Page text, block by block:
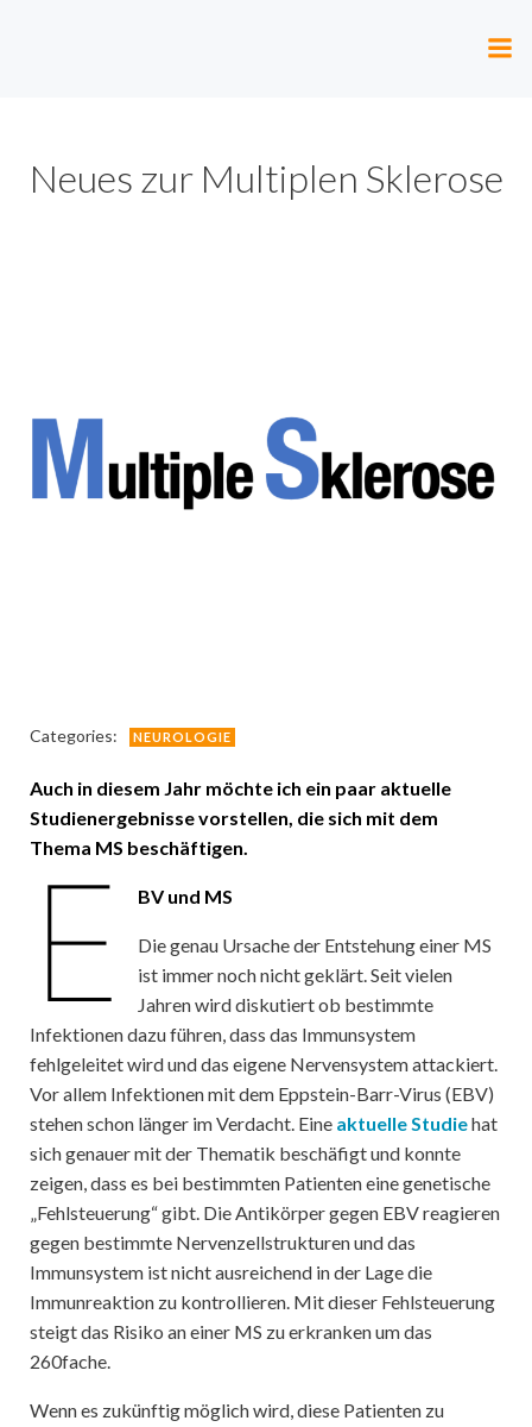
Neues zur Multiplen Sklerose
Categories: NEUROLOGIE
Auch in diesem Jahr möchte ich ein paar aktuelle
Studienergebnisse vorstellen, die sich mit dem
Thema MS beschäftigen.
E BV und MS
Die genau Ursache der Entstehung einer MS
ist immer noch nicht geklärt. Seit vielen
Jahren wird diskutiert ob bestimmte
Infektionen dazu führen, dass das Immunsystem
fehlgeleitet wird und das eigene Nervensystem attackiert.
Vor allem Infektionen mit dem Eppstein-Barr-Virus (EBV)
stehen schon länger im Verdacht. Eine aktuelle Studiehat
sich genauer mit der Thematik beschäfigt und konnte
zeigen, dass es bei bestimmten Patienten eine genetische
„Fehlsteuerung“ gibt. Die Antikörper gegen EBV reagieren
gegen bestimmte Nervenzellstrukturen und das
Immunsystem ist nicht ausreichend in der Lage die
Immunreaktion zu kontrollieren. Mit dieser Fehlsteuerung
steigt das Risiko an einer MS zu erkranken um das
260fache.
Wenn es zukünftig möglich wird, diese Patienten zu